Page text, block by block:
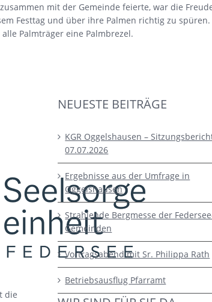
mit der Gemeinde feierte, war die
Festtag und über ihre Palmen richtig zu spüren.
Palmträger eine Palmbrezel.
die
NEUESTE BEITRÄGE
KGR Oggelshausen –
07.07.2026
Ergebnisse aus der Umfrage in
Oggelshausen
Strahlende Bergmesse der
Gemeinden
Vortragsabend mit Sr. Philippa Rath
Betriebsausflug Pfarramt